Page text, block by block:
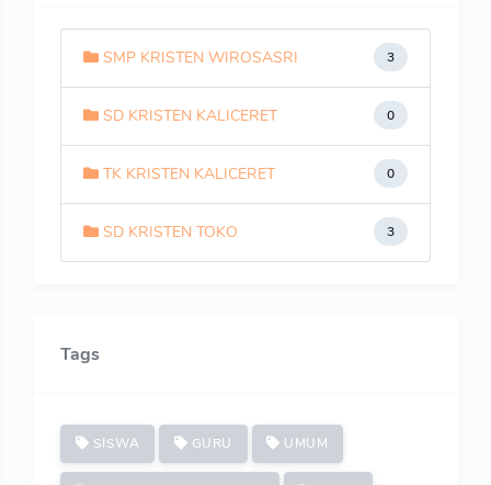
SMP KRISTEN WIROSASRI 3
SD KRISTEN KALICERET 0
TK KRISTEN KALICERET 0
SD KRISTEN TOKO 3
Tags
SISWA GURU UMUM